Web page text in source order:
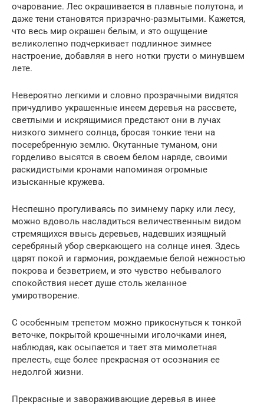
очарование. Лес окрашивается в плавные полутона, и
даже тени становятся призрачно-размытыми. Кажется,
что весь мир окрашен белым, и это ощущение
великолепно подчеркивает подлинное зимнее
настроение, добавляя в него нотки грусти о минувшем
лете.
Невероятно легкими и словно прозрачными видятся
причудливо украшенные инеем деревья на рассвете,
светлыми и искрящимися предстают они в лучах
низкого зимнего солнца, бросая тонкие тени на
посеребренную землю. Окутанные туманом, они
горделиво высятся в своем белом наряде, своими
раскидистыми кронами напоминая огромные
изысканные кружева.
Неспешно прогуливаясь по зимнему парку или лесу,
можно вдоволь насладиться величественным видом
стремящихся ввысь деревьев, надевших изящный
серебряный убор сверкающего на солнце инея. Здесь
царят покой и гармония, рождаемые белой нежностью
покрова и безветрием, и это чувство небывалого
спокойствия несет душе столь желанное
умиротворение.
С особенным трепетом можно прикоснуться к тонкой
веточке, покрытой крошечными иголочками инея,
наблюдая, как осыпается и тает эта мимолетная
прелесть, еще более прекрасная от осознания ее
недолгой жизни.
Прекрасные и завораживающие деревья в инее